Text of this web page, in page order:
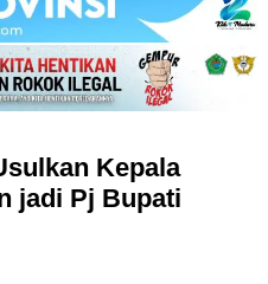
Kepala
jadi Pj Bupati